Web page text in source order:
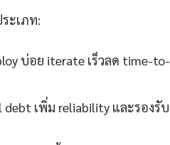
ะเภท:
บ่อย iterate เร็วลด time-to-
debt เพิ่ม reliability และรองรับ